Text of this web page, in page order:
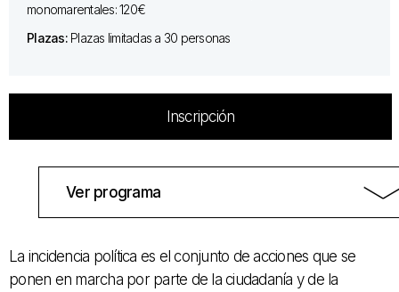
monomarentales: 120€
Plazas: Plazas limitadas a 30 personas
Inscripción
Ver programa
La incidencia política es el conjunto de acciones que se
ponen en marcha por parte de la ciudadanía y de la